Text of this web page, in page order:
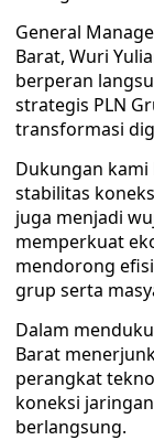
General
Barat, Wuri
berperan
strategis PLN
transformasi
Dukungan
stabilitas
juga menjadi
memperkuat
mendorong
grup serta
Dalam
Barat
perangkat
koneksi
berlangsung.